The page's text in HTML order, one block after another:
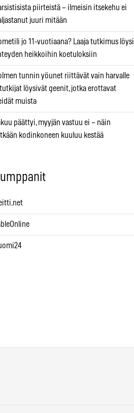
piirteistä – ilmeisin itsekehu ei
juuri mitään
jo 11-vuotiaana? Laaja tutkimus löysi
heikkoihin koetuloksiin
tunnin yöunet riittävät vain harvalle
löysivät geenit, jotka erottavat
muista
päättyi, myyjän vastuu ei – näin
kodinkoneen kuuluu kestää